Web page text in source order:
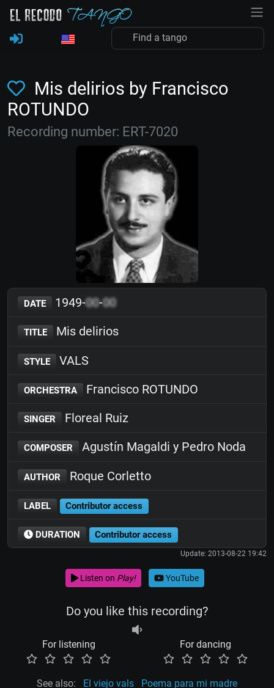
Mis delirios by Francisco
ROTUNDO
Recording number: ERT-7020
DATE 1949-00-00
TITLE Mis delirios
STYLE VALS
ORCHESTRA Francisco ROTUNDO
SINGER Floreal Ruiz
COMPOSER Agustín Magaldi y Pedro Noda
AUTHOR Roque Corletto
LABEL Contributor access
DURATION Contributor access
Update: 2013-08-22 19:42
Listen on Play! YouTube
Do you like this recording?
For listening For dancing
See also: El viejo vals Poema para mi madre